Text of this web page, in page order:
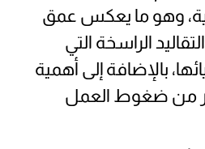
وهو ما يعكس عمق
الراسخة التي
بالإضافة إلى أهمية
من ضغوط العمل